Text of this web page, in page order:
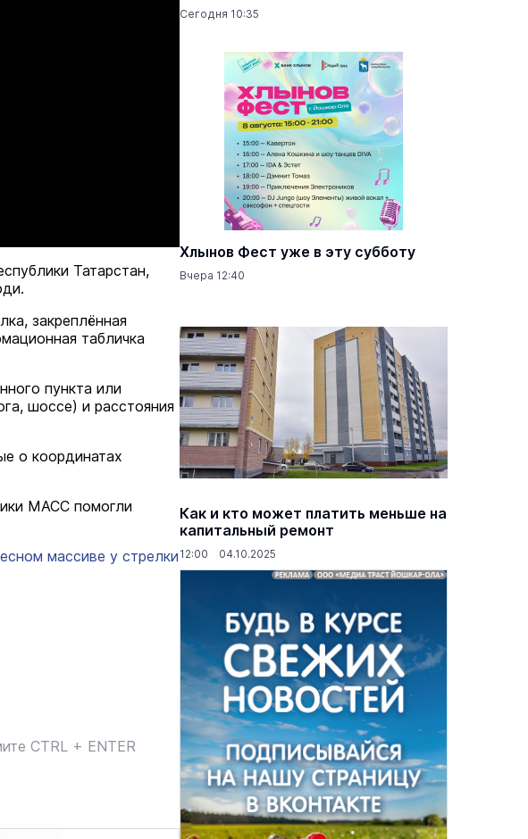
Татарстан,
закреплённая
табличка
пункта или
шоссе) и расстояния
о координатах
МАСС помогли
массиве у стрелки
CTRL + ENTER
Сегодня 10:35
Хлынов Фест уже в эту субботу
Вчера 12:40
Как и кто может платить меньше на
капитальный ремонт
12:00 04.10.2025